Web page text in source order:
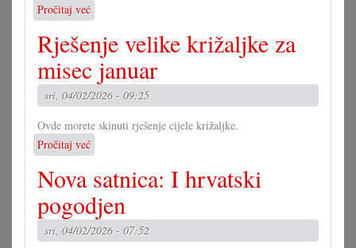
Pročitaj već
Ipak
je
lipše
kad
sami
znamo
hrvatski
Rješenje velike križaljke za
misec januar
sri, 04/02/2026 - 09:25
Ovde morete skinuti rješenje cijele križaljke.
Pročitaj već
Rješenje
velike
križaljke
za
misec
januar
Nova satnica: I hrvatski
pogodjen
sri, 04/02/2026 - 07:52